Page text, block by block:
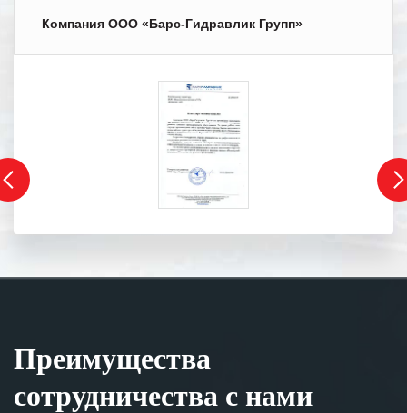
Компания ООО «Барс-Гидравлик Групп»
Преимущества
сотрудничества с нами